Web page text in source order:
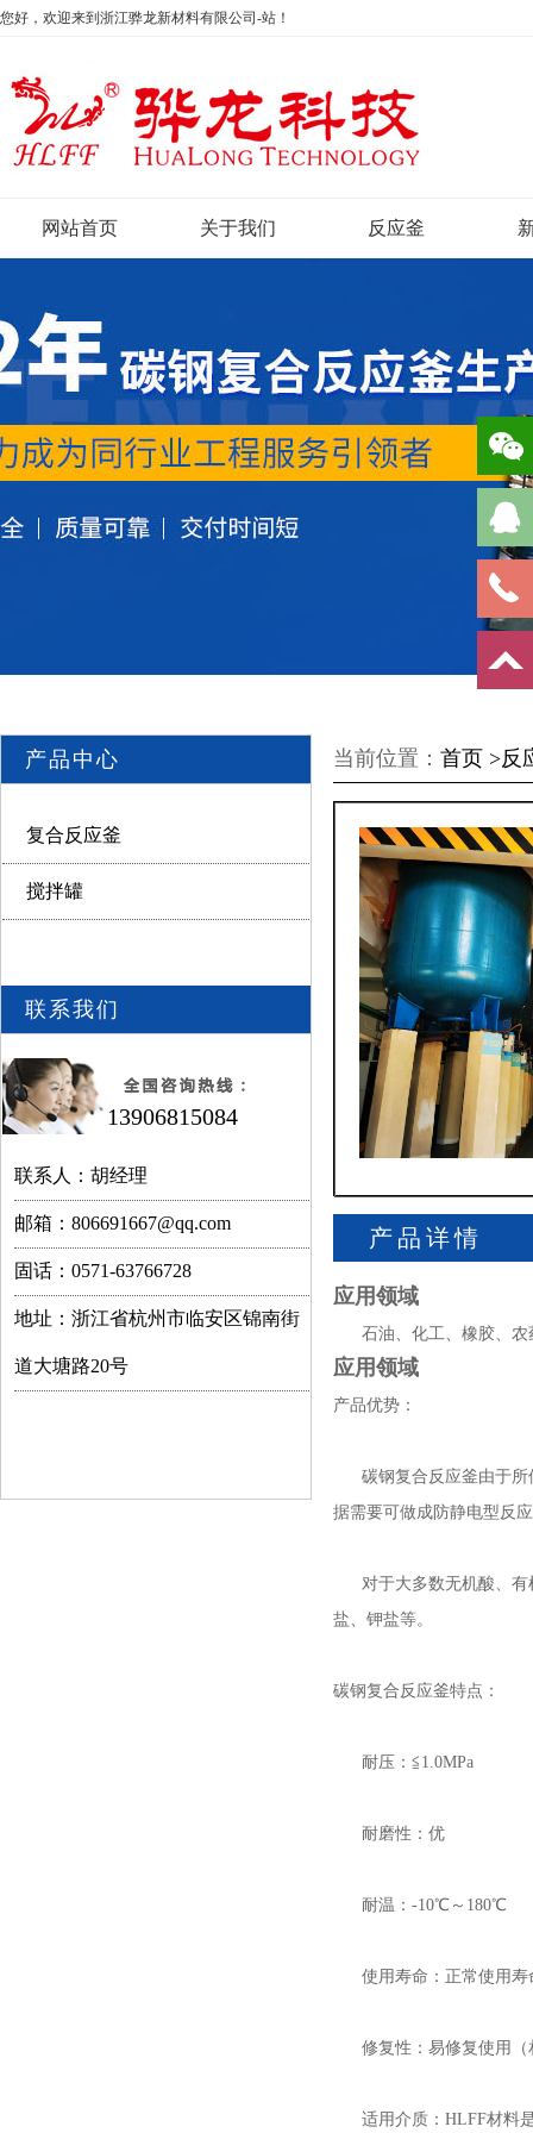
您好，欢迎来到浙江骅龙新材料有限公司-站！
网站首页 关于我们 反应釜
产品中心
复合反应釜
搅拌罐
联系我们
13906815084
联系人：胡经理
邮箱：806691667@qq.com
固话：0571-63766728
地址：浙江省杭州市临安区锦南街
道大塘路20号
当前位置： 首页 >反
产品详情
应用领域
石油、化工、橡胶、农
应用领域
产品优势：
碳钢复合反应釜由于所
据需要可做成防静电型反
对于大多数无机酸、有
盐、钾盐等。
碳钢复合反应釜特点：
耐压：≦1.0MPa
耐磨性：优
耐温：-10℃～180℃
使用寿命：正常使用寿
修复性：易修复使用（
适用介质：HLFF材料是